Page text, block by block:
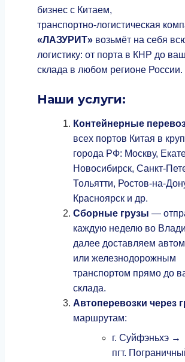
бизнес с Китаем,
транспортно‑логистическая
«ЛАЗУРИТ» возьмёт на себя
логистику: от порта в КНР до
склада в любом регионе России.
Наши услуги:
Контейнерные
всех портов Китая в
города РФ: Москву,
Новосибирск,
Тольятти,
Красноярск и др.
Сборные грузы —
каждую неделю во
далее доставляем
или железнодорожным
транспортом прямо до
склада.
Автоперевозки через
маршрутам:
г. Суйфэньхэ →
пгт.